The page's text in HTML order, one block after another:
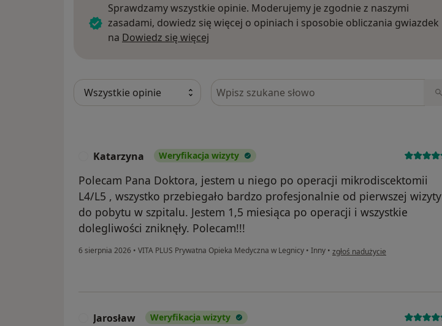
Sprawdzamy wszystkie opinie. Moderujemy je zgodnie z naszymi
zasadami, dowiedz się więcej o opiniach i sposobie obliczania gwiazdek
na Dowiedz się więcej
Szukaj w opiniach
Katarzyna Weryfikacja wizyty
Polecam Pana Doktora, jestem u niego po operacji mikrodiscektomii
L4/L5 , wszystko przebiegało bardzo profesjonalnie od pierwszej wizyty
do pobytu w szpitalu. Jestem 1,5 miesiąca po operacji i wszystkie
dolegliwości zniknęły. Polecam!!!
6 sierpnia 2026 • VITA PLUS Prywatna Opieka Medyczna w Legnicy • Inny • w opinii użytkownika Katarzyna
zgłoś nadużycie
Jarosław Weryfikacja wizyty